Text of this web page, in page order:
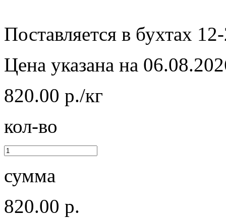
Поставляется в бухтах
Цена указана на
820.00 р./кг
кол-во
сумма
820.00 р.